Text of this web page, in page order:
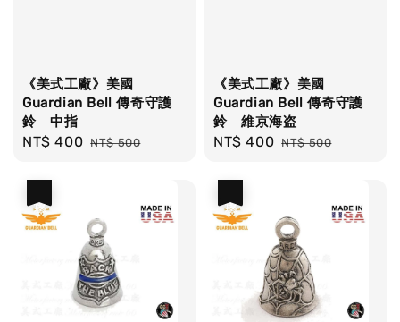
《美式工廠》美國
Guardian Bell 傳奇守護
鈴 中指
Sale
NT$ 400 Regular
NT$ 500
《美式工廠》美國
Guardian Bell 傳奇守護
鈴 維京海盗
Sale
NT$ 400 Regular
NT$ 500